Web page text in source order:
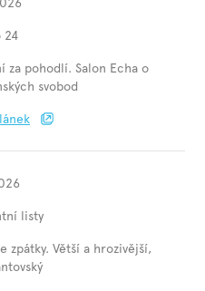
24
za pohodlí. Salon Echa o
svobod
listy
zpátky. Větší a hrozivější,